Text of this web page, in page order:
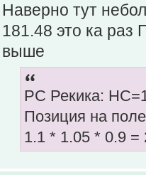
Наверно тут
181.48 это ка раз
выше
РС Рекика:
Позиция на
1.1 * 1.05 * 0.9 =